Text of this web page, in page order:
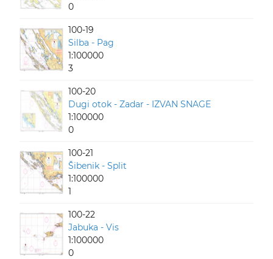
0
100-19
Silba - Pag
1:100000
3
100-20
Dugi otok - Zadar - IZVAN SNAGE
1:100000
0
100-21
Šibenik - Split
1:100000
1
100-22
Jabuka - Vis
1:100000
0